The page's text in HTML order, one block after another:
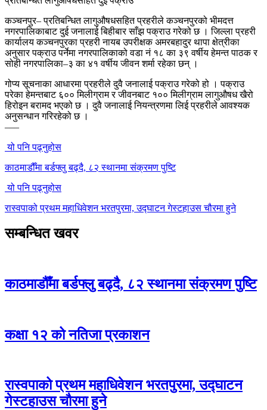
कञ्चनपुर– प्रतिबन्धित लागुऔषधसहित प्रहरीले कञ्चनपुरको भीमदत्त
नगरपालिकाबाट दुई जनालाई बिहीबार साँझ पक्राउ गरेको छ । जिल्ला प्रहरी
कार्यालय कञ्चनपुरका प्रहरी नायब उपरीक्षक अमरबहादुर थापा क्षेत्रीका
अनुसार पक्राउ पर्नेमा नगरपालिकाको वडा नं १८ का ३९ वर्षीय हेमन्त पाठक र
सोही नगरपालिका–३ का ४१ वर्षीय जीवन शर्मा रहेका छन् ।
गोप्य सूचनाका आधारमा प्रहरीले दुवै जनालाई पक्राउ गरेको हो । पक्राउ
परेका हेमन्तबाट ६०० मिलीग्राम र जीवनबाट १०० मिलीग्राम लागुऔषध खैरो
हिरोइन बरामद भएको छ । दुवै जनालाई नियन्त्रणमा लिई प्रहरीले आवश्यक
अनुसन्धान गरिरहेको छ ।
–––
यो पनि पढ्नुहोस
काठमाडौँमा बर्डफ्लु बढ्दै, ८२ स्थानमा संक्रमण पुष्टि
यो पनि पढ्नुहोस
रास्वपाको प्रथम महाधिवेशन भरतपुरमा, उद्घाटन गेस्टहाउस चौरमा हुने
सम्बन्धित खवर
काठमाडौँमा बर्डफ्लु बढ्दै, ८२ स्थानमा संक्रमण पुष्टि
कक्षा १२ को नतिजा प्रकाशन
रास्वपाको प्रथम महाधिवेशन भरतपुरमा, उद्घाटन
गेस्टहाउस चौरमा हुने